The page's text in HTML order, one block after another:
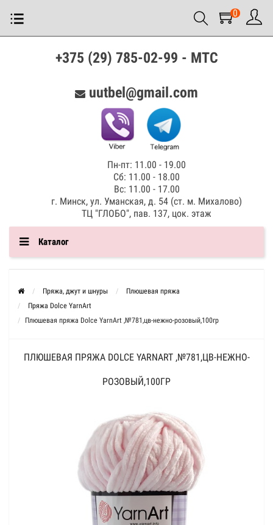
0
+375 (29) 785-02-99 - МТС
uutbel@gmail.com
Пн-пт: 11.00 - 19.00
Сб: 11.00 - 18.00
Вс: 11.00 - 17.00
г. Минск, ул. Уманская, д. 54 (ст. м. Михалово)
ТЦ "ГЛОБО", пав. 137, цок. этаж
Каталог
Пряжа, джут и шнуры
Плюшевая пряжа
Пряжа Dolce YarnArt
Плюшевая пряжа Dolce YarnArt ,№781,цв-нежно-розовый,100гр
ПЛЮШЕВАЯ ПРЯЖА DOLCE YARNART ,№781,ЦВ-НЕЖНО-
РОЗОВЫЙ,100ГР